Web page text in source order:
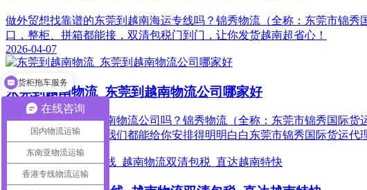
做外贸想找靠谱的东莞到越南海运专线吗？锦秀物流（全称：东莞市锦
口，整柜、拼箱都能接，双清包税门到门，让你发货越南超省心！
2026-04-07
东莞到越南物流_东莞到越南物流公司哪家好
想找靠谱的东莞到越南物流公司吗？锦秀物流（全称：东莞市锦秀国际
运、海运还是空运，我们都能给你安排得明明白白东莞市锦秀国际货运
2026-04-07
在线咨询
国内物流运输
东南亚物流运输
香港专线物流运输
货柜拖车服务